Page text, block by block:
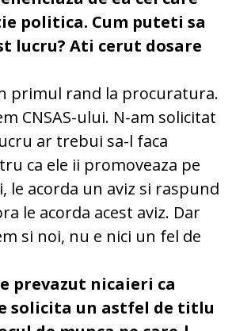
politica. Cum puteti sa
lucru? Ati cerut dosare
primul rand la procuratura.
CNSAS-ului. N-am solicitat
ar trebui sa-l faca
ca ele ii promoveaza pe
le acorda un aviz si raspund
le acorda acest aviz. Dar
si noi, nu e nici un fel de
prevazut nicaieri ca
solicita un astfel de titlu